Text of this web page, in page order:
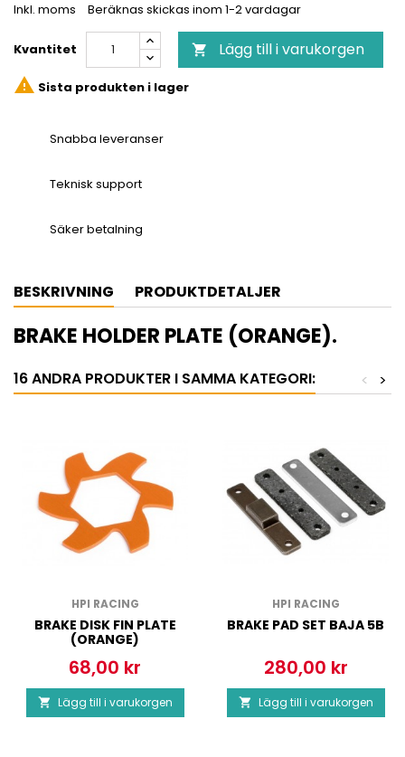
Inkl. moms Beräknas skickas inom 1-2 vardagar
Kvantitet  Lägg till i varukorgen
 Sista produkten i lager
Snabba leveranser
Teknisk support
Säker betalning
BESKRIVNING PRODUKTDETALJER
BRAKE HOLDER PLATE (ORANGE).
16 ANDRA PRODUKTER I SAMMA KATEGORI: >
<
HPI RACING
BRAKE DISK FIN PLATE
(ORANGE)
Pris
68,00 kr
 Lägg till i varukorgen
HPI RACING
BRAKE PAD SET BAJA 5B
Pris
280,00 kr
 Lägg till i varukorgen